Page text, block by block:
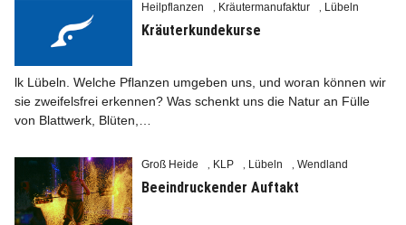
Unser Team
Info
Heilpflanzen Kräutermanufaktur Lübeln
Kräuterkundekurse
lk Lübeln. Welche Pflanzen umgeben uns, und woran können wir
sie zweifelsfrei erkennen? Was schenkt uns die Natur an Fülle
von Blattwerk, Blüten,…
Groß Heide KLP Lübeln ,Wendland
Beeindruckender Auftakt